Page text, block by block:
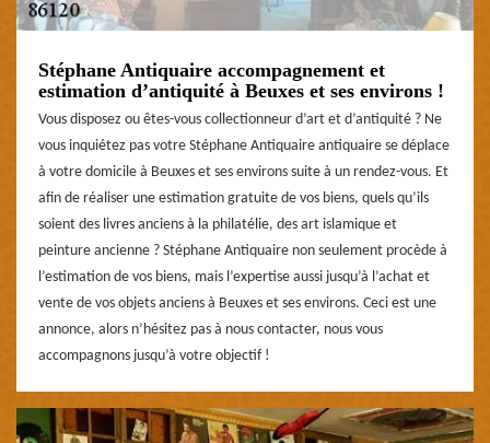
Stéphane Antiquaire accompagnement et
estimation d’antiquité à Beuxes et ses environs !
Vous disposez ou êtes-vous collectionneur d’art et d’antiquité ? Ne
vous inquiétez pas votre Stéphane Antiquaire antiquaire se déplace
à votre domicile à Beuxes et ses environs suite à un rendez-vous. Et
afin de réaliser une estimation gratuite de vos biens, quels qu’ils
soient des livres anciens à la philatélie, des art islamique et
peinture ancienne ? Stéphane Antiquaire non seulement procède à
l’estimation de vos biens, mais l’expertise aussi jusqu’à l’achat et
vente de vos objets anciens à Beuxes et ses environs. Ceci est une
annonce, alors n’hésitez pas à nous contacter, nous vous
accompagnons jusqu’à votre objectif !